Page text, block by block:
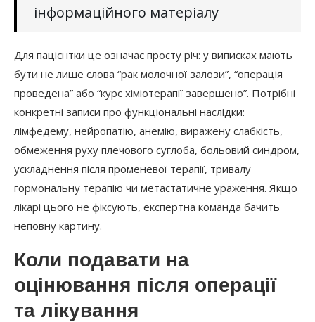
інформаційного матеріалу
Для пацієнтки це означає просту річ: у виписках мають
бути не лише слова “рак молочної залози”, “операція
проведена” або “курс хіміотерапії завершено”. Потрібні
конкретні записи про функціональні наслідки:
лімфедему, нейропатію, анемію, виражену слабкість,
обмеження руху плечового суглоба, больовий синдром,
ускладнення після променевої терапії, тривалу
гормональну терапію чи метастатичне ураження. Якщо
лікарі цього не фіксують, експертна команда бачить
неповну картину.
Коли подавати на
оцінювання після операції
та лікування